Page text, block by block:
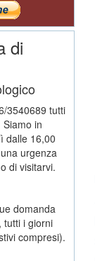
di
3540689 tutti
in
dalle 16,00
urgenza
di visitarvi.
domanda
tutti i giorni
compresi).